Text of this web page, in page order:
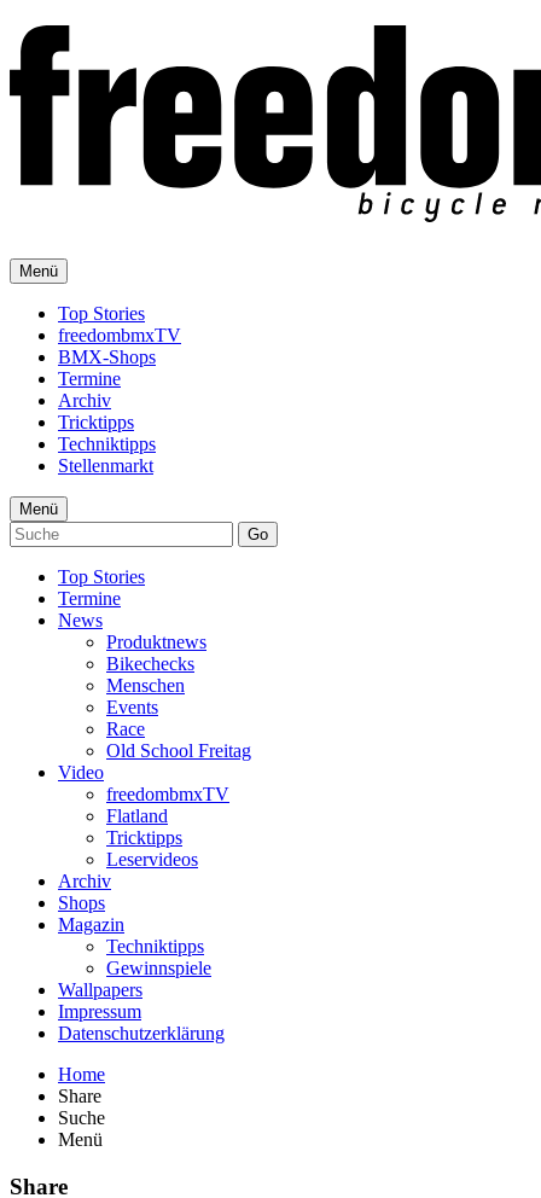
Menü
Top Stories
freedombmxTV
BMX-Shops
Termine
Archiv
Tricktipps
Techniktipps
Stellenmarkt
Menü
Go
Top Stories
Termine
News
Produktnews
Bikechecks
Menschen
Events
Race
Old School Freitag
Video
freedombmxTV
Flatland
Tricktipps
Leservideos
Archiv
Shops
Magazin
Techniktipps
Gewinnspiele
Wallpapers
Impressum
Datenschutzerklärung
Home
Share
Suche
Menü
Share